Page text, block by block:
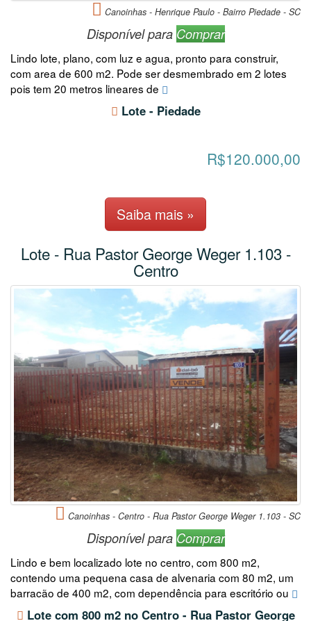
Canoinhas - Henrique Paulo - Bairro Piedade - SC
Disponível para Comprar
Lindo lote, plano, com luz e agua, pronto para construir,
com area de 600 m2. Pode ser desmembrado em 2 lotes
pois tem 20 metros lineares de
Lote - Piedade
R$120.000,00
Saiba mais »
Lote - Rua Pastor George Weger 1.103 -
Centro
Canoinhas - Centro - Rua Pastor George Weger 1.103 - SC
Disponível para Comprar
Lindo e bem localizado lote no centro, com 800 m2,
contendo uma pequena casa de alvenaria com 80 m2, um
barracão de 400 m2, com dependência para escritório ou
Lote com 800 m2 no Centro - Rua Pastor George